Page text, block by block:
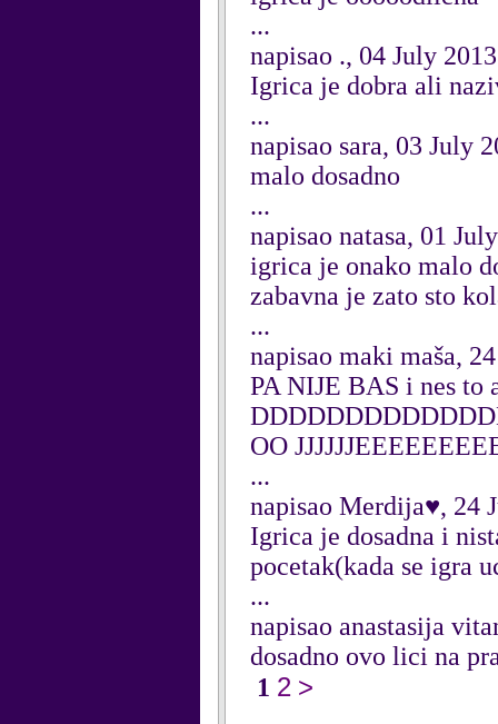
...
napisao ., 04 July 2013
Igrica je dobra ali
...
napisao sara, 03 July
malo dosadno
...
napisao natasa, 01
igrica je onako malo
zabavna je zato sto
...
napisao maki maša,
PA NIJE BAS i nes
OO
...
napisao Merdija♥, 24
Igrica je dosadna i
pocetak(kada se igra
...
napisao anastasija
dosadno ovo lici na
1 2 >